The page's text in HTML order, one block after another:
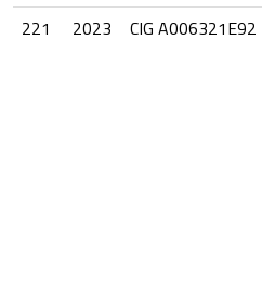
221
2023 CIG A006321E92